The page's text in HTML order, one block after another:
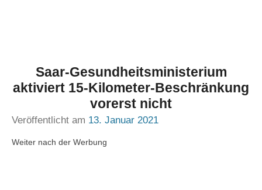
Saar-Gesundheitsministerium
aktiviert 15-Kilometer-Beschränkung
vorerst nicht
Veröffentlicht am 13. Januar 2021
Weiter nach der Werbung